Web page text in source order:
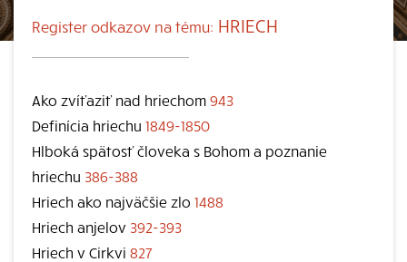
Register odkazov na tému: HRIECH
Ako zvíťaziť nad hriechom 943
Definícia hriechu 1849-1850
Hlboká spätosť človeka s Bohom a poznanie
hriechu 386-388
Hriech ako najväčšie zlo 1488
Hriech anjelov 392-393
Hriech v Cirkvi 827